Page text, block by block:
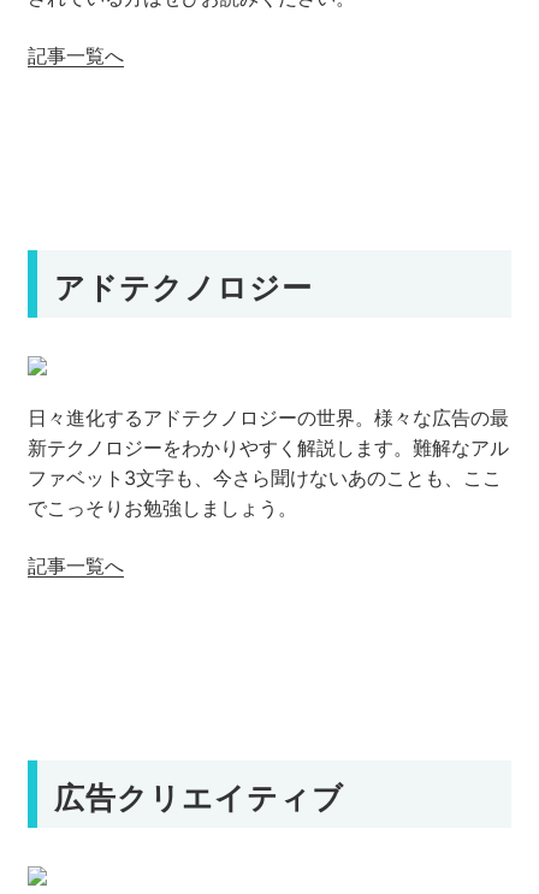
記事一覧へ
アドテクノロジー
日々進化するアドテクノロジーの世界。様々な広告の最
新テクノロジーをわかりやすく解説します。難解なアル
ファベット3文字も、今さら聞けないあのことも、ここ
でこっそりお勉強しましょう。
記事一覧へ
広告クリエイティブ